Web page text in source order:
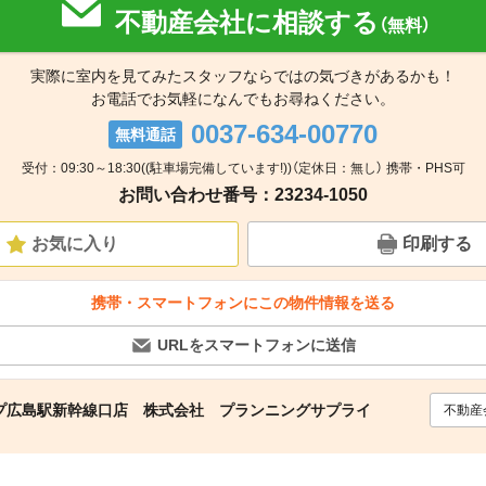
不動産会社に相談する （無料）
実際に室内を見てみたスタッフならではの気づきがあるかも！
お電話でお気軽になんでもお尋ねください。
無料通話 0037-634-00770
受付：09:30～18:30((駐車場完備しています!))（定休日：無し） 携帯・PHS可
お問い合わせ番号：23234-1050
お気に入り 印刷する
携帯・スマートフォンにこの物件情報を送る
URLをスマートフォンに送信
広島駅新幹線口店 株式会社 プランニングサプライ 不動産